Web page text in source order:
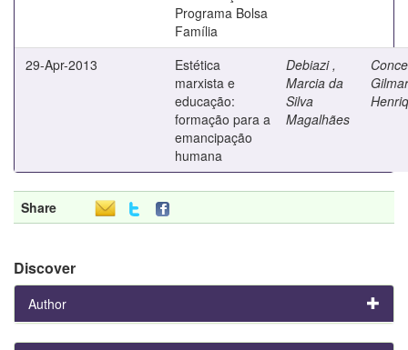
Programa Bolsa
Família
29-Apr-2013
Estética
marxista e
educação:
formação para a
emancipação
humana
Debiazi ,
Marcia da
Silva
Magalhães
Gilmar
Share
Discover
Author